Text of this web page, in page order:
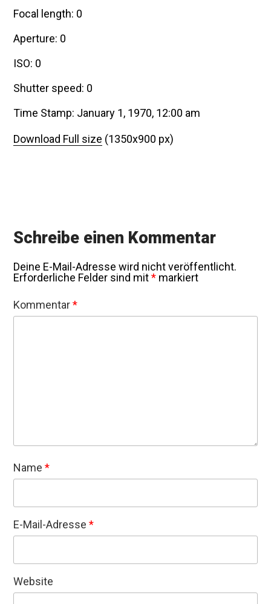
Focal length: 0
Aperture: 0
ISO: 0
Shutter speed: 0
Time Stamp: January 1, 1970, 12:00 am
Download Full size (1350x900 px)
Schreibe einen Kommentar
Deine E-Mail-Adresse wird nicht veröffentlicht.
Erforderliche Felder sind mit* markiert
Kommentar*
Name*
E-Mail-Adresse*
Website